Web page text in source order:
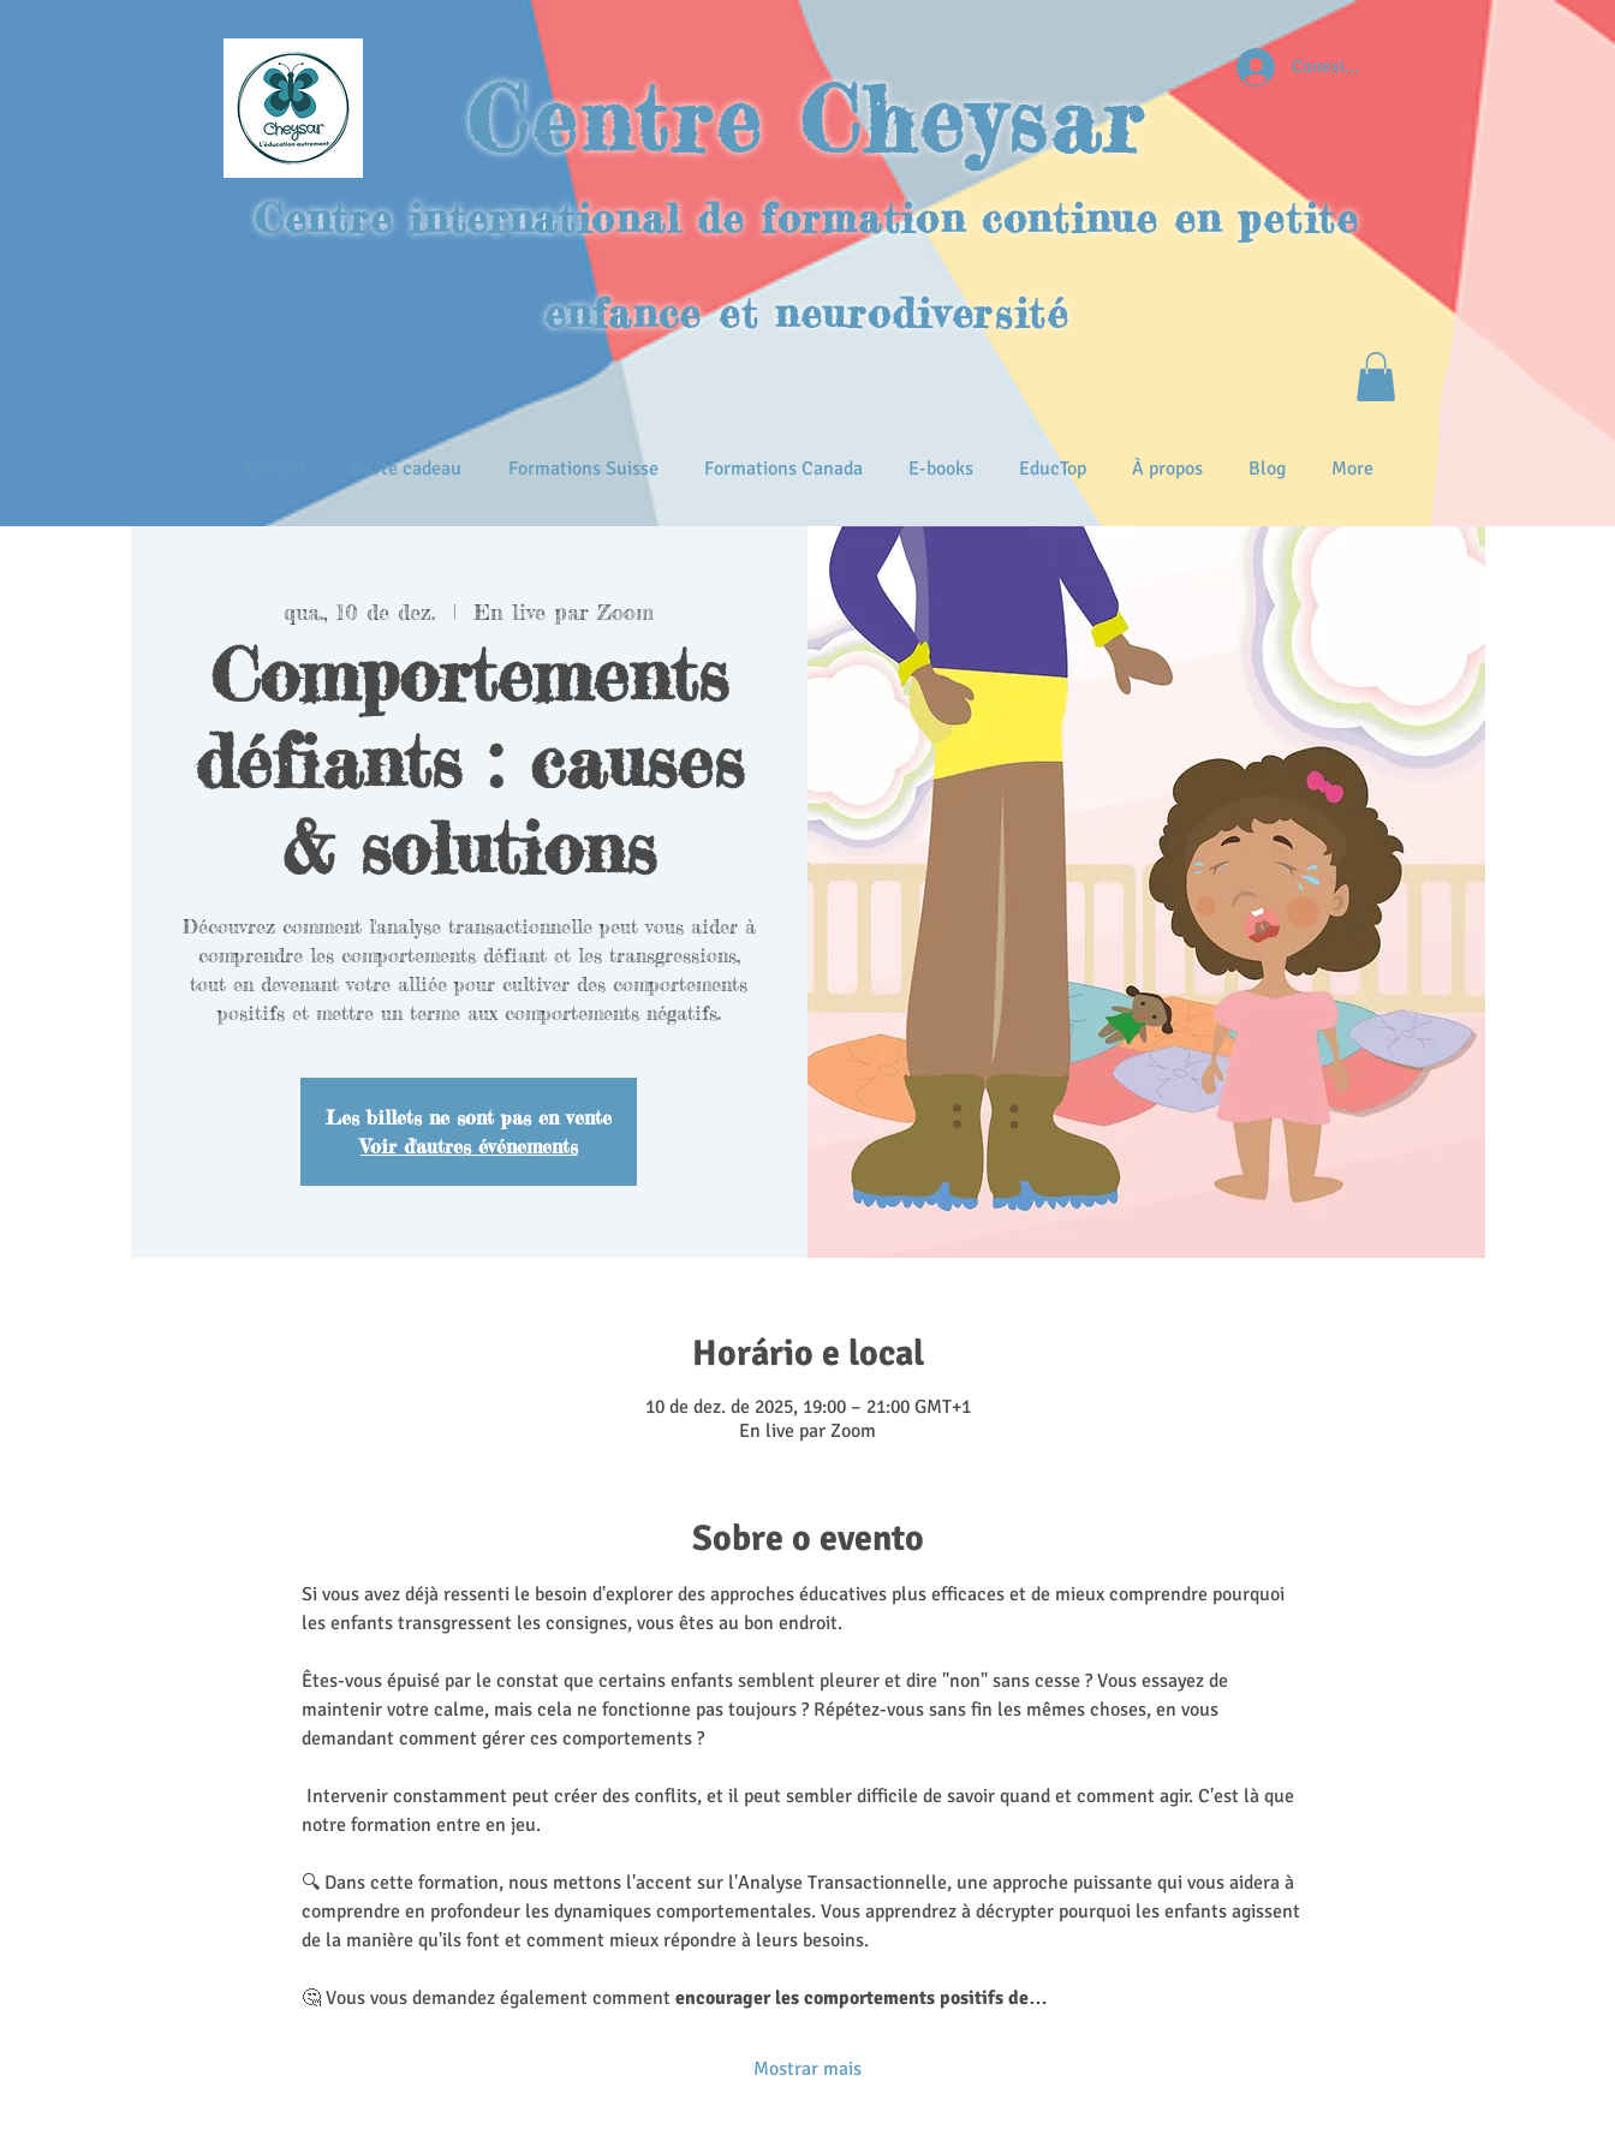
Centre Cheysar
Centre international de formation continue en petite
enfance et neurodiversité
Conexion
Carte cadeau Formations Suisse Formations Canada E-books EducTop À propos Blog More
qua., 10 de dez.
  |
En live par Zoom
Comportements
défiants : causes
& solutions
Découvrez comment l'analyse transactionnelle peut vous aider à
comprendre les comportements défiant et les transgressions,
tout en devenant votre alliée pour cultiver des comportements
positifs et mettre un terme aux comportements négatifs.
Les billets ne sont pas en vente
Voir d'autres événements
Horário e local
10 de dez. de 2025, 19:00 – 21:00 GMT+1
En live par Zoom
Sobre o evento
Si vous avez déjà ressenti le besoin d'explorer des approches éducatives plus efficaces et de mieux comprendre pourquoi
les enfants transgressent les consignes, vous êtes au bon endroit.
Êtes-vous épuisé par le constat que certains enfants semblent pleurer et dire "non" sans cesse ? Vous essayez de
maintenir votre calme, mais cela ne fonctionne pas toujours ? Répétez-vous sans fin les mêmes choses, en vous
demandant comment gérer ces comportements ?
Intervenir constamment peut créer des conflits, et il peut sembler difficile de savoir quand et comment agir. C'est là que
notre formation entre en jeu.
🔍 Dans cette formation, nous mettons l'accent sur l'Analyse Transactionnelle, une approche puissante qui vous aidera à
comprendre en profondeur les dynamiques comportementales. Vous apprendrez à décrypter pourquoi les enfants agissent
de la manière qu'ils font et comment mieux répondre à leurs besoins.
🤔 Vous vous demandez également comment encourager les comportements positifs de…
Mostrar mais